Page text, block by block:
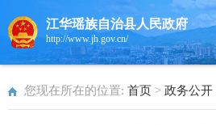
江华瑶族自治县人民政府
http://www.jh.gov.cn/
您现在所在的位置: 首页 > 政务公开